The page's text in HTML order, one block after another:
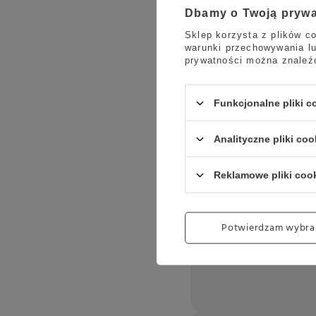
Dbamy o Twoją
Sklep korzysta z plików
warunki przechowywania
prywatności można
Funkcjonalne pliki
Analityczne pliki
Reklamowe pliki
Potwierdzam